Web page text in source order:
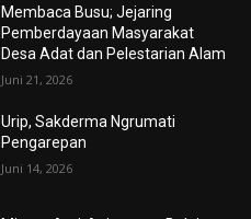
Membaca Busu; Jejaring
Pemberdayaan Masyarakat
Desa Adat dan Pelestarian Alam
Juni 21, 2026
Urip, Sakderma Ngrumati
Pengarepan
Juni 14, 2026